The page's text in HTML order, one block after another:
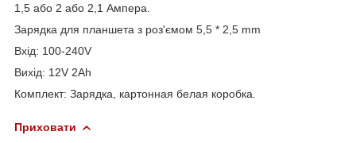
1,5 або 2 або 2,1 Ампера.
Зарядка для планшета з роз'ємом 5,5 * 2,5 mm
Вхід: 100-240V
Вихід: 12V 2Ah
Комплект: Зарядка, картонная белая коробка.
Приховати